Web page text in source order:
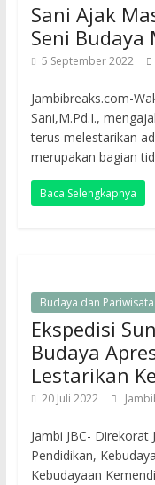
Sani Ajak
Seni Budaya
5 September 2022
Jambibreaks.com-
Sani,M.Pd.I.,
terus melestarikan
merupakan bagian
Baca Selengkapnya
Budaya dan Pariwisata
Ekspedisi
Budaya
Lestarikan
20 Juli 2022
Jambi JBC-
Pendidikan,
Kebudayaan